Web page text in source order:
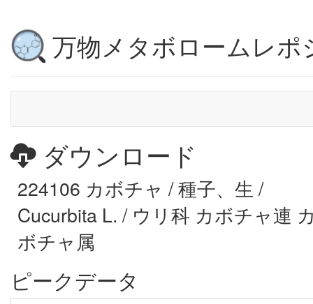
万物メタボロームレポ
ダウンロード
224106 カボチャ / 種子、生 /
Cucurbita L. / ウリ科 カボチャ連
ボチャ属
ピークデータ